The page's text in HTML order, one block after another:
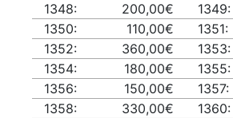
1348:
200,00€ 1349:
1350:
110,00€ 1351:
1352:
360,00€ 1353:
1354:
180,00€ 1355:
1356:
150,00€ 1357:
1358:
330,00€ 1360: